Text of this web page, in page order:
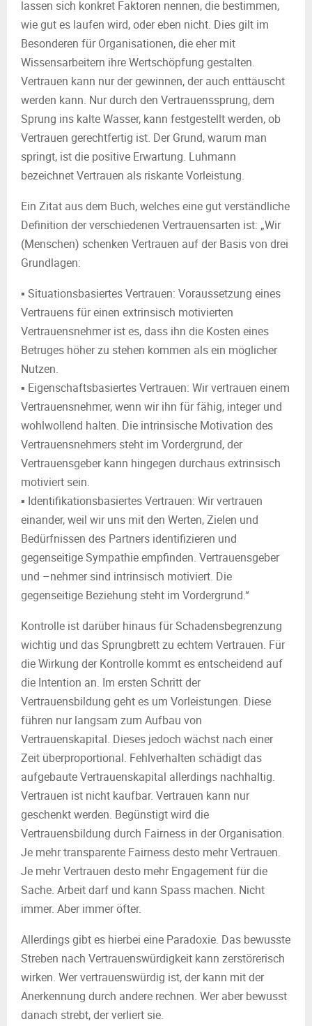
lassen sich konkret Faktoren nennen, die bestimmen,
wie gut es laufen wird, oder eben nicht. Dies gilt im
Besonderen für Organisationen, die eher mit
Wissensarbeitern ihre Wertschöpfung gestalten.
Vertrauen kann nur der gewinnen, der auch enttäuscht
werden kann. Nur durch den Vertrauenssprung, dem
Sprung ins kalte Wasser, kann festgestellt werden, ob
Vertrauen gerechtfertig ist. Der Grund, warum man
springt, ist die positive Erwartung. Luhmann
bezeichnet Vertrauen als riskante Vorleistung.
Ein Zitat aus dem Buch, welches eine gut verständliche
Definition der verschiedenen Vertrauensarten ist: „Wir
(Menschen) schenken Vertrauen auf der Basis von drei
Grundlagen:
▪ Situationsbasiertes Vertrauen: Voraussetzung eines
Vertrauens für einen extrinsisch motivierten
Vertrauensnehmer ist es, dass ihn die Kosten eines
Betruges höher zu stehen kommen als ein möglicher
Nutzen.
▪ Eigenschaftsbasiertes Vertrauen: Wir vertrauen einem
Vertrauensnehmer, wenn wir ihn für fähig, integer und
wohlwollend halten. Die intrinsische Motivation des
Vertrauensnehmers steht im Vordergrund, der
Vertrauensgeber kann hingegen durchaus extrinsisch
motiviert sein.
▪ Identifikationsbasiertes Vertrauen: Wir vertrauen
einander, weil wir uns mit den Werten, Zielen und
Bedürfnissen des Partners identifizieren und
gegenseitige Sympathie empfinden. Vertrauensgeber
und –nehmer sind intrinsisch motiviert. Die
gegenseitige Beziehung steht im Vordergrund.“
Kontrolle ist darüber hinaus für Schadensbegrenzung
wichtig und das Sprungbrett zu echtem Vertrauen. Für
die Wirkung der Kontrolle kommt es entscheidend auf
die Intention an. Im ersten Schritt der
Vertrauensbildung geht es um Vorleistungen. Diese
führen nur langsam zum Aufbau von
Vertrauenskapital. Dieses jedoch wächst nach einer
Zeit überproportional. Fehlverhalten schädigt das
aufgebaute Vertrauenskapital allerdings nachhaltig.
Vertrauen ist nicht kaufbar. Vertrauen kann nur
geschenkt werden. Begünstigt wird die
Vertrauensbildung durch Fairness in der Organisation.
Je mehr transparente Fairness desto mehr Vertrauen.
Je mehr Vertrauen desto mehr Engagement für die
Sache. Arbeit darf und kann Spass machen. Nicht
immer. Aber immer öfter.
Allerdings gibt es hierbei eine Paradoxie. Das bewusste
Streben nach Vertrauenswürdigkeit kann zerstörerisch
wirken. Wer vertrauenswürdig ist, der kann mit der
Anerkennung durch andere rechnen. Wer aber bewusst
danach strebt, der verliert sie.